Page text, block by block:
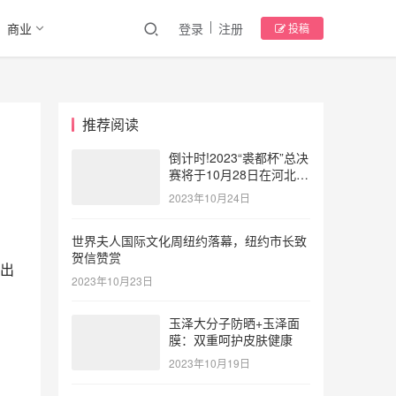
商业 登录 注册 投稿
推荐阅读
倒计时!2023“裘都杯”总决
赛将于10月28日在河北大
营点燃时尚风暴
2023年10月24日
世界夫人国际文化周纽约落幕，纽约市长致
贺信赞赏
2023年10月23日
玉泽大分子防晒+玉泽面
膜：双重呵护皮肤健康
2023年10月19日